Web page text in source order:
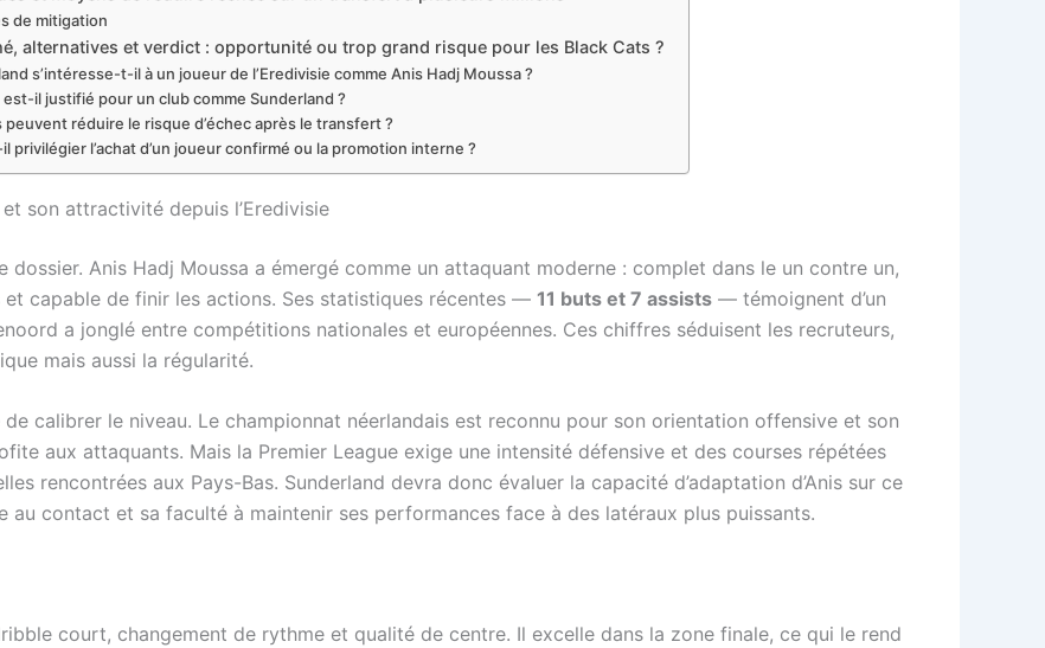
de mitigation
alternatives et verdict : opportunité ou trop grand risque pour les Black Cats ?
s’intéresse-t-il à un joueur de l’Eredivisie comme Anis Hadj Moussa ?
est-il justifié pour un club comme Sunderland ?
peuvent réduire le risque d’échec après le transfert ?
privilégier l’achat d’un joueur confirmé ou la promotion interne ?
son attractivité depuis l’Eredivisie
Anis Hadj Moussa a émergé comme un attaquant moderne : complet dans le un contre un,
capable de finir les actions. Ses statistiques récentes — 11 buts et 7 assists — témoignent d’un
a jonglé entre compétitions nationales et européennes. Ces chiffres séduisent les recruteurs,
mais aussi la régularité.
de calibrer le niveau. Le championnat néerlandais est reconnu pour son orientation offensive et son
aux attaquants. Mais la Premier League exige une intensité défensive et des courses répétées
rencontrées aux Pays-Bas. Sunderland devra donc évaluer la capacité d’adaptation d’Anis sur ce
au contact et sa faculté à maintenir ses performances face à des latéraux plus puissants.
court, changement de rythme et qualité de centre. Il excelle dans la zone finale, ce qui le rend